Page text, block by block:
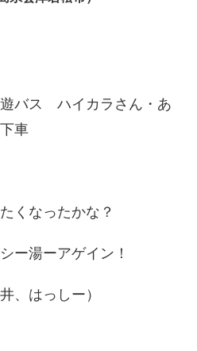
バス ハイカラさん・あ
車
くなったかな？
ー湯ーアゲイン！
、はっしー）